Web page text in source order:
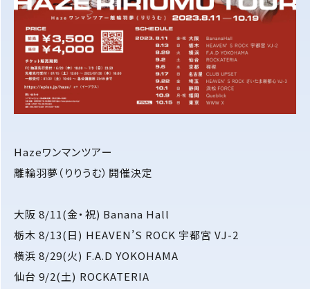
Hazeワンマンツアー
離輪羽夢（りりうむ）開催決定
大阪 8/11(金・祝) Banana Hall
栃木 8/13(日) HEAVEN’S ROCK 宇都宮 VJ-2
横浜 8/29(火) F.A.D YOKOHAMA
仙台 9/2(土) ROCKATERIA